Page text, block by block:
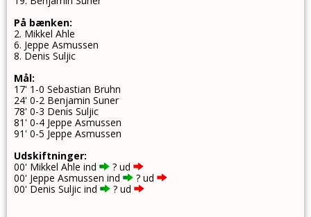
På bænken:
2. Mikkel Ahle
6. Jeppe Asmussen
8. Denis Suljic
Mål:
17' 1-0 Sebastian Bruhn
24' 0-2 Benjamin Suner
78' 0-3 Denis Suljic
81' 0-4 Jeppe Asmussen
91' 0-5 Jeppe Asmussen
Udskiftninger:
00' Mikkel Ahle ind
? ud
00' Jeppe Asmussen ind
? ud
00' Denis Suljic ind ? ud